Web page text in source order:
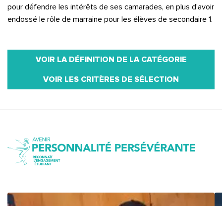
pour défendre les intérêts de ses camarades, en plus d’avoir
endossé le rôle de marraine pour les élèves de secondaire 1.
VOIR LA DÉFINITION DE LA CATÉGORIE
VOIR LES CRITÈRES DE SÉLECTION